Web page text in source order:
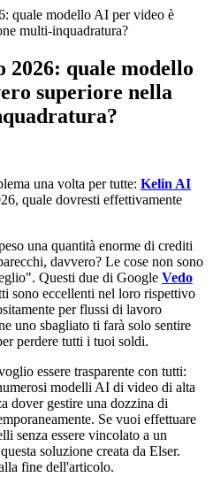
quale modello AI per video è
multi-inquadratura?
quale modello
superiore nella
una volta per tutte: Kelin AI
quale dovresti effettivamente
una quantità enorme di crediti
davvero? Le cose non sono
Questi due di Google Vedo
sono eccellenti nel loro rispettivo
per flussi di lavoro
uno sbagliato ti farà solo sentire
perdere tutti i tuoi soldi.
essere trasparente con tutti:
modelli AI di video di alta
dover gestire una dozzina di
Se vuoi effettuare
senza essere vincolato a un
soluzione creata da Elser.
fine dell'articolo.